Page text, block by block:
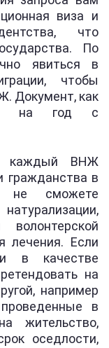
виза и
что
По
явиться в
чтобы
Документ, как
на год с
каждый ВНЖ
гражданства в
сможете
лечения. Если
в качестве
на
например
в
жительство,
оседлости,